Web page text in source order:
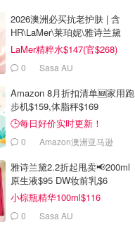
2026澳洲必买抗老护肤 | 含
HR\LaMer\莱珀妮\雅诗兰黛
LaMer精粹水$147(官$268)
0 Sasa AU
Amazon 8月折扣清单🆕家用跑
步机$159,体脂秤$169
🕒每日好价实时更新！
0 Amazon澳洲亚马逊
雅诗兰黛2.2折起甩卖📢200ml
原生液$95 DW妆前乳$6
小棕瓶精华100ml$116
0 Sasa AU